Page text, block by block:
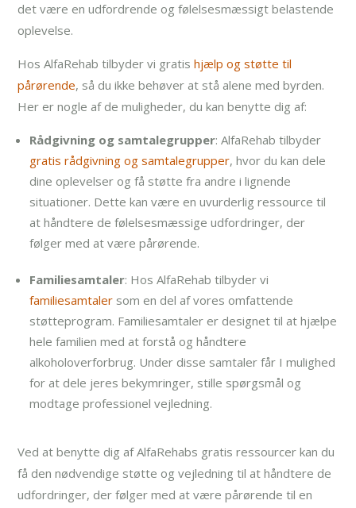
det være en udfordrende og følelsesmæssigt belastende
oplevelse.
Hos AlfaRehab tilbyder vi gratishjælp og støtte til
pårørende, så du ikke behøver at stå alene med byrden.
Her er nogle af de muligheder, du kan benytte dig af:
Rådgivning og samtalegrupper: AlfaRehab tilbyder
gratis rådgivning og samtalegrupper, hvor du kan dele
dine oplevelser og få støtte fra andre i lignende
situationer. Dette kan være en uvurderlig ressource til
at håndtere de følelsesmæssige udfordringer, der
følger med at være pårørende.
Familiesamtaler: Hos AlfaRehab tilbyder vi
familiesamtaler som en del af vores omfattende
støtteprogram. Familiesamtaler er designet til at hjælpe
hele familien med at forstå og håndtere
alkoholoverforbrug. Under disse samtaler får I mulighed
for at dele jeres bekymringer, stille spørgsmål og
modtage professionel vejledning.
Ved at benytte dig af AlfaRehabs gratis ressourcer kan du
få den nødvendige støtte og vejledning til at håndtere de
udfordringer, der følger med at være pårørende til en